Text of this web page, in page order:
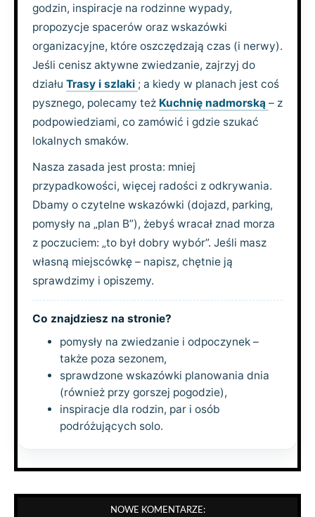
godzin, inspiracje na rodzinne wypady,
propozycje spacerów oraz wskazówki
organizacyjne, które oszczędzają czas (i nerwy).
Jeśli cenisz aktywne zwiedzanie, zajrzyj do
działu Trasy i szlaki ; a kiedy w planach jest coś
pysznego, polecamy też Kuchnię nadmorską – z
podpowiedziami, co zamówić i gdzie szukać
lokalnych smaków.
Nasza zasada jest prosta: mniej
przypadkowości, więcej radości z odkrywania.
Dbamy o czytelne wskazówki (dojazd, parking,
pomysły na „plan B”), żebyś wracał znad morza
z poczuciem: „to był dobry wybór”. Jeśli masz
własną miejscówkę – napisz, chętnie ją
sprawdzimy i opiszemy.
Co znajdziesz na stronie?
pomysły na zwiedzanie i odpoczynek –
także poza sezonem,
sprawdzone wskazówki planowania dnia
(również przy gorszej pogodzie),
inspiracje dla rodzin, par i osób
podróżujących solo.
NOWE KOMENTARZE: